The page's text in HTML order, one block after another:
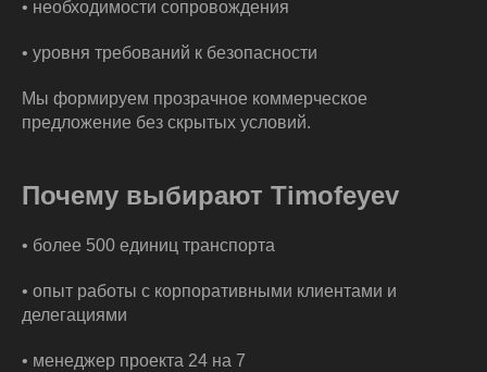
• необходимости сопровождения
• уровня требований к безопасности
Мы формируем прозрачное коммерческое
предложение без скрытых условий.
Почему выбирают Timofeyev
• более 500 единиц транспорта
• опыт работы с корпоративными клиентами и
делегациями
• менеджер проекта 24 на 7